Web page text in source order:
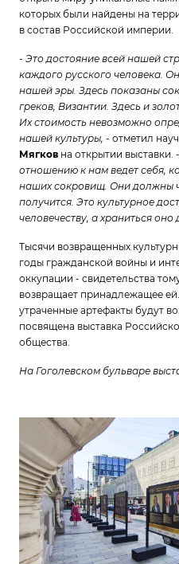
которых были найдены на
в состав Российской империи.
- Это достояние всей нашей
каждого русского человека.
нашей эры. Здесь показаны
греков, Византии. Здесь и
Их стоимость невозможно
нашей культуры, - отметил
Мягков на открытии выставки. -
отношению к нам ведет себя,
наших сокровищ. Они должны
получится. Это культурное
человечеству, а храниться
Тысячи возвращенных
годы гражданской войны и
оккупации - cвидетельства
возвращает принадлежащее
утраченные артефакты будут
посвящена выставка
общества.
На Гоголевском бульваре